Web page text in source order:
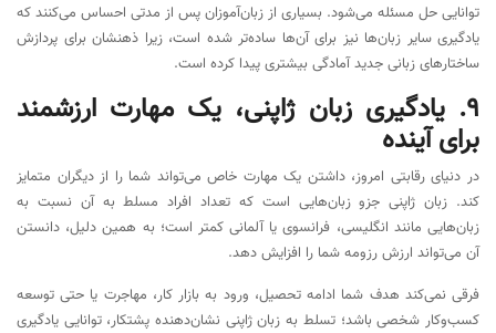
توانایی حل مسئله می‌شود. بسیاری از زبان‌آموزان پس از مدتی احساس می‌کنند که
یادگیری سایر زبان‌ها نیز برای آن‌ها ساده‌تر شده است، زیرا ذهنشان برای پردازش
ساختارهای زبانی جدید آمادگی بیشتری پیدا کرده است.
9. یادگیری زبان ژاپنی، یک مهارت ارزشمند
برای آینده
در دنیای رقابتی امروز، داشتن یک مهارت خاص می‌تواند شما را از دیگران متمایز
کند. زبان ژاپنی جزو زبان‌هایی است که تعداد افراد مسلط به آن نسبت به
زبان‌هایی مانند انگلیسی، فرانسوی یا آلمانی کمتر است؛ به همین دلیل، دانستن
آن می‌تواند ارزش رزومه شما را افزایش دهد.
فرقی نمی‌کند هدف شما ادامه تحصیل، ورود به بازار کار، مهاجرت یا حتی توسعه
کسب‌وکار شخصی باشد؛ تسلط به زبان ژاپنی نشان‌دهنده پشتکار، توانایی یادگیری